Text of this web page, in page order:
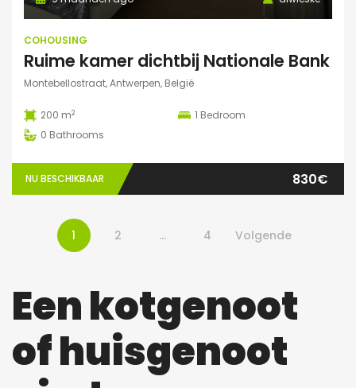
COHOUSING
Ruime kamer dichtbij Nationale Bank
Montebellostraat, Antwerpen, België
200 m2 1 Bedroom
0 Bathrooms
NU BESCHIKBAAR 830€
1 2 … 4 Volgende
Een kotgenoot
of huisgenoot